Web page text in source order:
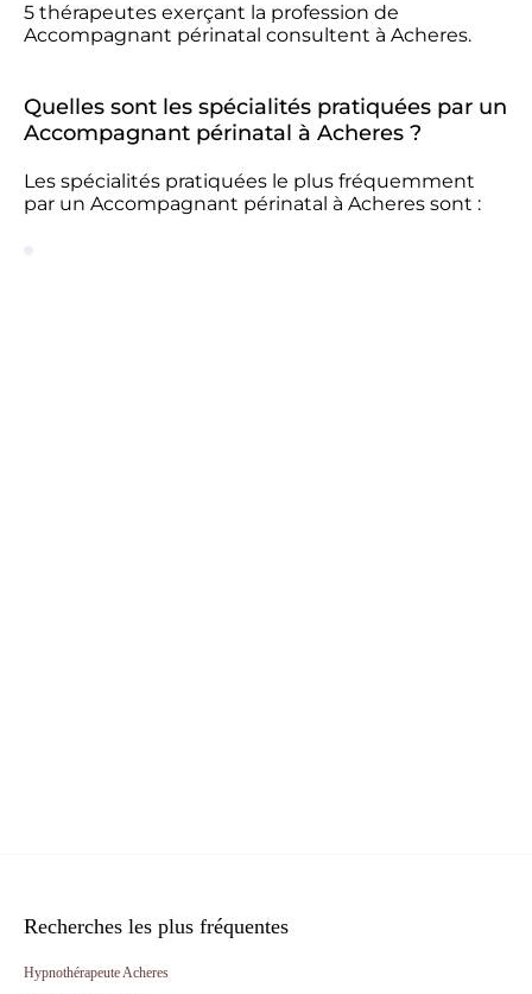
5 thérapeutes exerçant la profession de
Accompagnant périnatal consultent à Acheres.
Quelles sont les spécialités pratiquées par un
Accompagnant périnatal à Acheres ?
Les spécialités pratiquées le plus fréquemment
par un Accompagnant périnatal à Acheres sont :
Recherches les plus fréquentes
Hypnothérapeute Acheres